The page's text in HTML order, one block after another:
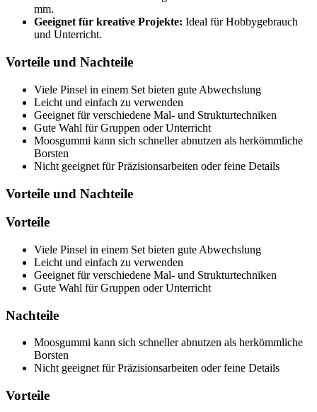
mm.
Geeignet für kreative Projekte: Ideal für Hobbygebrauch
und Unterricht.
Vorteile und Nachteile
Viele Pinsel in einem Set bieten gute Abwechslung
Leicht und einfach zu verwenden
Geeignet für verschiedene Mal- und Strukturtechniken
Gute Wahl für Gruppen oder Unterricht
Moosgummi kann sich schneller abnutzen als herkömmliche
Borsten
Nicht geeignet für Präzisionsarbeiten oder feine Details
Vorteile und Nachteile
Vorteile
Viele Pinsel in einem Set bieten gute Abwechslung
Leicht und einfach zu verwenden
Geeignet für verschiedene Mal- und Strukturtechniken
Gute Wahl für Gruppen oder Unterricht
Nachteile
Moosgummi kann sich schneller abnutzen als herkömmliche
Borsten
Nicht geeignet für Präzisionsarbeiten oder feine Details
Vorteile